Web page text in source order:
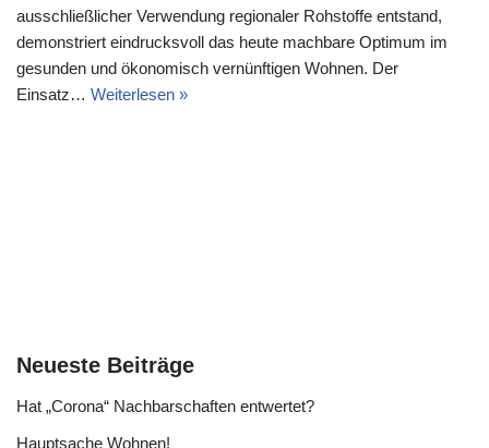
ausschließlicher Verwendung regionaler Rohstoffe entstand,
demonstriert eindrucksvoll das heute machbare Optimum im
gesunden und ökonomisch vernünftigen Wohnen. Der
Einsatz… Weiterlesen »
Neueste Beiträge
Hat „Corona“ Nachbarschaften entwertet?
Hauptsache Wohnen!